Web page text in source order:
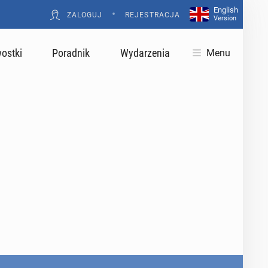
ZALOGUJ • REJESTRACJA
English
Version
Poradnik Wydarzenia Menu